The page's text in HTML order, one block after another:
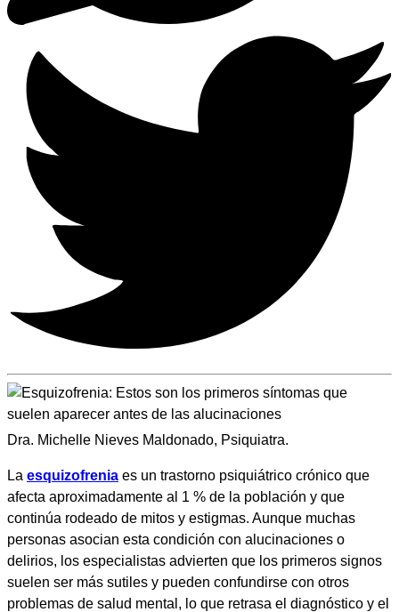
Dra. Michelle Nieves Maldonado, Psiquiatra.
La esquizofrenia es un trastorno psiquiátrico crónico que
afecta aproximadamente al 1 % de la población y que
continúa rodeado de mitos y estigmas. Aunque muchas
personas asocian esta condición con alucinaciones o
delirios, los especialistas advierten que los primeros signos
suelen ser más sutiles y pueden confundirse con otros
problemas de salud mental, lo que retrasa el diagnóstico y el